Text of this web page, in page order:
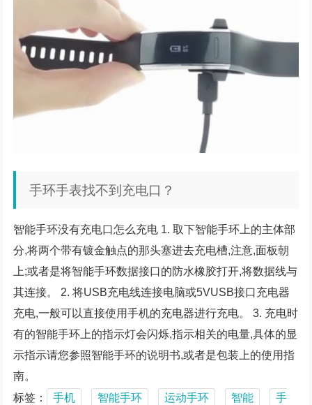
手环手表找不到充电口？
智能手环没有充电口怎么充电 1. 取下智能手环上的主体部
分,将两个带有镀金触点的那头塞进去充电槽,注意,面板朝
上;或者是将智能手环数据接口的防水橡胶打开,将数据线与
其连接。 2. 将USB充电线连接电脑或5VUSB接口充电器
充电,一般可以直接使用手机的充电器进行充电。 3. 充电时
有的智能手环上的指示灯会闪烁,指示相关的电量,具体的显
示指示请您参照智能手环的说明书,或者是包装上的使用指
南。
标签：
手机 智能手环 运动手环 智能
手